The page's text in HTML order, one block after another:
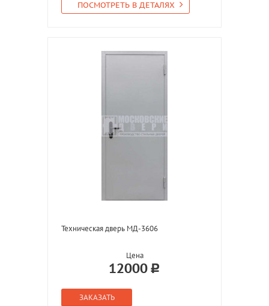
ПОСМОТРЕТЬ В ДЕТАЛЯХ
Техническая дверь МД-3606
Цена
12000
ЗАКАЗАТЬ